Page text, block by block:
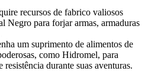
recursos de fabrico valiosos
Negro para forjar armas, armaduras
um suprimento de alimentos de
como Hidromel, para
resistência durante suas aventuras.